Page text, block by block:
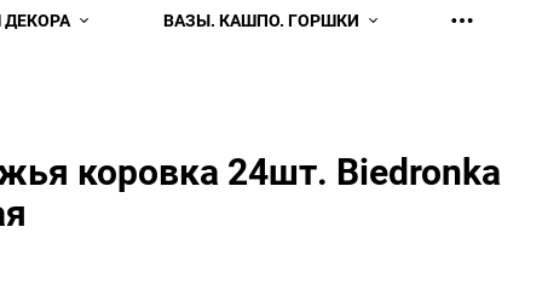
ДЕКОРА ВАЗЫ. КАШПО. ГОРШКИ
коровка 24шт. Biedronka